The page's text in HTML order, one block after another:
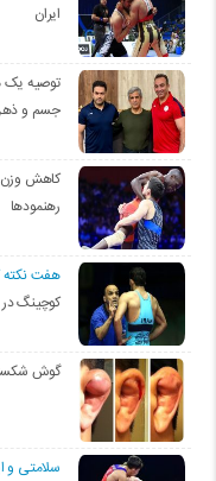
ایران
توصیه یک
جسم و
کاهش وزن
رهنمودها
هفت نکته
کوچینگ
گوش
سلامتی و